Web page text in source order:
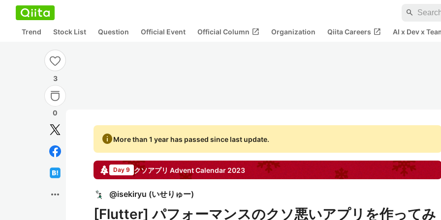
search
Trend Stock List Question Official Event Official Column open_in_new Organization Qiita Careers open_in_new AI x Dev x
3
0
more_horiz
infoMore than 1 year has passed since last update.
Day 9 クソアプリ Advent Calendar 2023
@isekiryu (いせりゅー)
[Flutter] パフォーマンスのクソ悪いアプリを作ってみ